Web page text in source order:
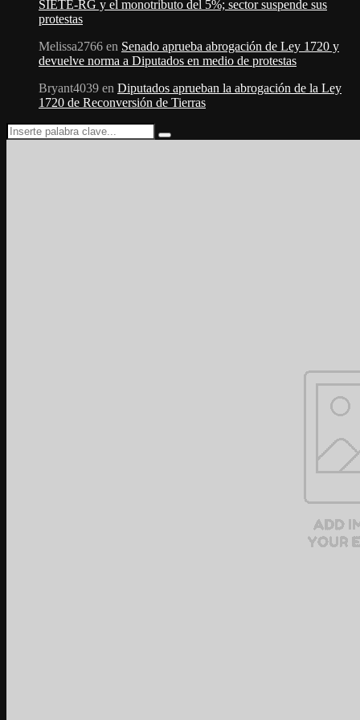
SIETE-RG y el monotributo del 5%; sector suspende sus
protestas
Melissa2766 en Senado aprueba abrogación de Ley 1720 y
devuelve norma a Diputados en medio de protestas
Bryant4039 en Diputados aprueban la abrogación de la Ley
1720 de Reconversión de Tierras
Search
for:
Search